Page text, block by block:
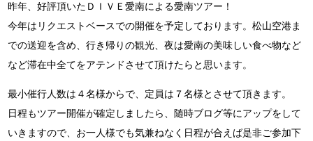
昨年、好評頂いたＤＩＶＥ愛南による愛南ツアー！
今年はリクエストベースでの開催を予定しております。松山空港ま
での送迎を含め、行き帰りの観光、夜は愛南の美味しい食べ物など
など滞在中全てをアテンドさせて頂けたらと思います。
最小催行人数は４名様からで、定員は７名様とさせて頂きます。
日程もツアー開催が確定しましたら、随時ブログ等にアップをして
いきますので、お一人様でも気兼ねなく日程が合えば是非ご参加下